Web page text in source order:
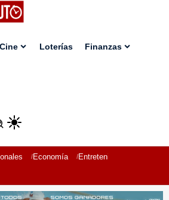
Cine Loterías Finanzas
Economía Entretenimiento